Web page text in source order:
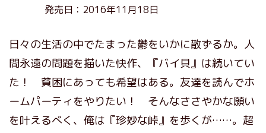
発売日：2016年11月18日
日々の生活の中でたまった鬱をいかに散ずるか。人
間永遠の問題を描いた快作、『バイ貝』は続いてい
た！ 貧困にあっても希望はある。友達を読んでホ
ームパーティをやりたい！ そんなささやかな願い
を叶えるべく、俺は『珍妙な峠』を歩くが……。超